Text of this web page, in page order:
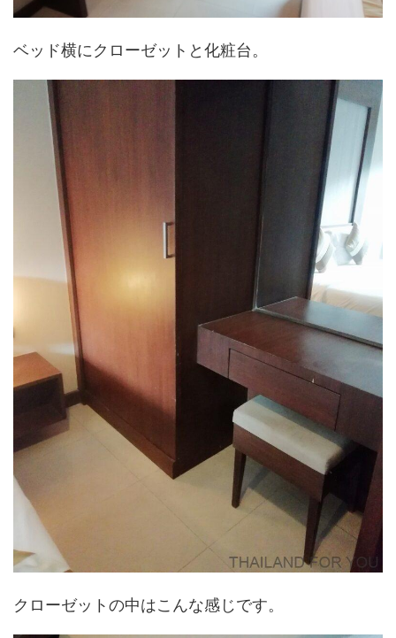
ベッド横にクローゼットと化粧台。
クローゼットの中はこんな感じです。